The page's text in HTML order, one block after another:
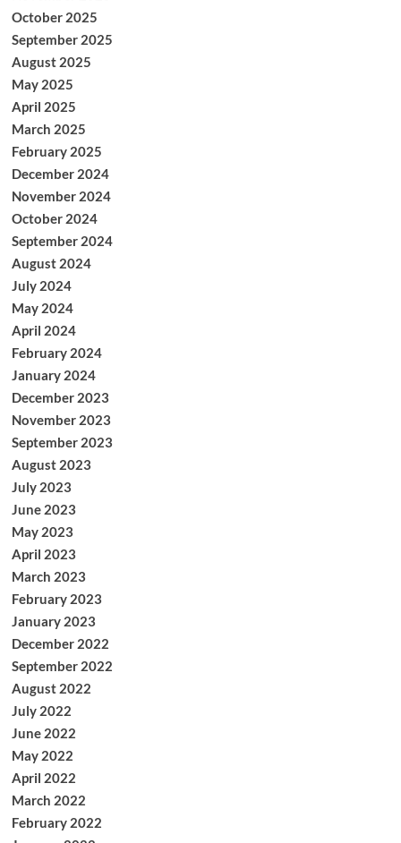
October 2025
September 2025
August 2025
May 2025
April 2025
March 2025
February 2025
December 2024
November 2024
October 2024
September 2024
August 2024
July 2024
May 2024
April 2024
February 2024
January 2024
December 2023
November 2023
September 2023
August 2023
July 2023
June 2023
May 2023
April 2023
March 2023
February 2023
January 2023
December 2022
September 2022
August 2022
July 2022
June 2022
May 2022
April 2022
March 2022
February 2022